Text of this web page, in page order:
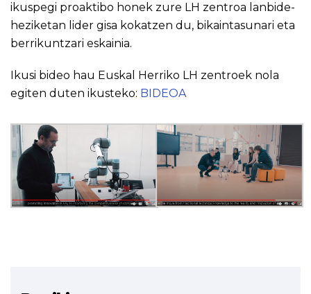
ikuspegi proaktibo honek zure LH zentroa lanbide-
heziketan lider gisa kokatzen du, bikaintasunari eta
berrikuntzari eskainia.
Ikusi bideo hau Euskal Herriko LH zentroek nola
egiten duten ikusteko: BIDEOA